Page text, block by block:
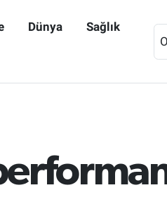
Dünya Sağlık